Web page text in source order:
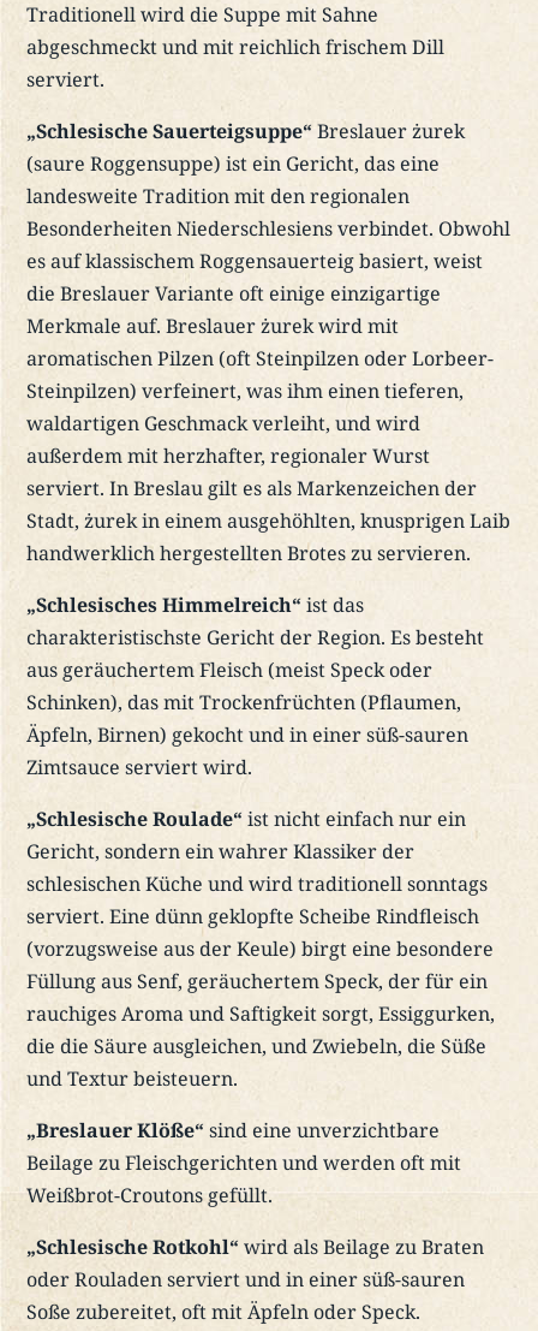
Traditionell wird die Suppe mit Sahne
abgeschmeckt und mit reichlich frischem Dill
serviert.
„Schlesische Sauerteigsuppe“ Breslauer żurek
(saure Roggensuppe) ist ein Gericht, das eine
landesweite Tradition mit den regionalen
Besonderheiten Niederschlesiens verbindet. Obwohl
es auf klassischem Roggensauerteig basiert, weist
die Breslauer Variante oft einige einzigartige
Merkmale auf. Breslauer żurek wird mit
aromatischen Pilzen (oft Steinpilzen oder Lorbeer-
Steinpilzen) verfeinert, was ihm einen tieferen,
waldartigen Geschmack verleiht, und wird
außerdem mit herzhafter, regionaler Wurst
serviert. In Breslau gilt es als Markenzeichen der
Stadt, żurek in einem ausgehöhlten, knusprigen Laib
handwerklich hergestellten Brotes zu servieren.
„Schlesisches Himmelreich“ ist das
charakteristischste Gericht der Region. Es besteht
aus geräuchertem Fleisch (meist Speck oder
Schinken), das mit Trockenfrüchten (Pflaumen,
Äpfeln, Birnen) gekocht und in einer süß-sauren
Zimtsauce serviert wird.
„Schlesische Roulade“ ist nicht einfach nur ein
Gericht, sondern ein wahrer Klassiker der
schlesischen Küche und wird traditionell sonntags
serviert. Eine dünn geklopfte Scheibe Rindfleisch
(vorzugsweise aus der Keule) birgt eine besondere
Füllung aus Senf, geräuchertem Speck, der für ein
rauchiges Aroma und Saftigkeit sorgt, Essiggurken,
die die Säure ausgleichen, und Zwiebeln, die Süße
und Textur beisteuern.
„Breslauer Klöße“ sind eine unverzichtbare
Beilage zu Fleischgerichten und werden oft mit
Weißbrot-Croutons gefüllt.
„Schlesische Rotkohl“ wird als Beilage zu Braten
oder Rouladen serviert und in einer süß-sauren
Soße zubereitet, oft mit Äpfeln oder Speck.